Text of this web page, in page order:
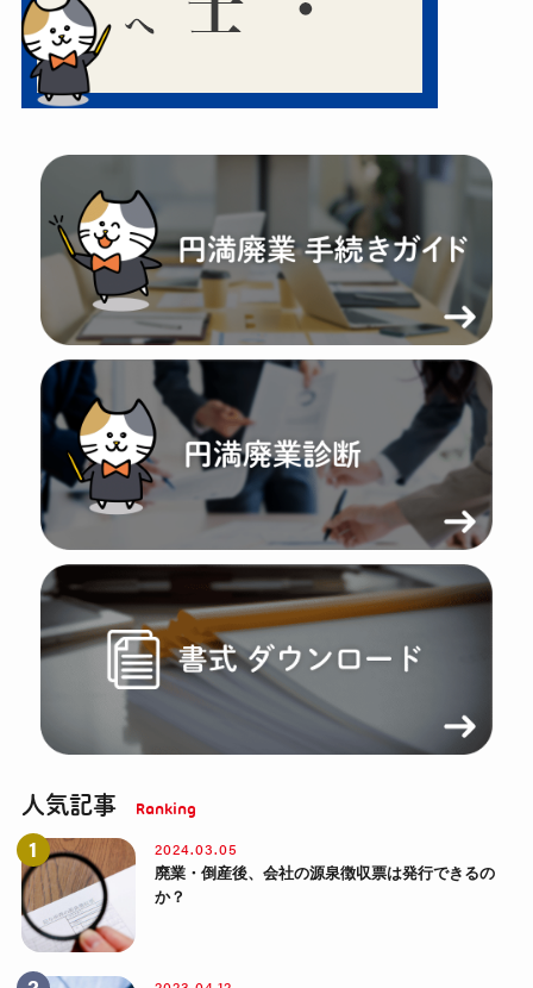
人気記事
廃業・倒産後、会社の源泉徴収票は発行できるの
か？
2024.03.05